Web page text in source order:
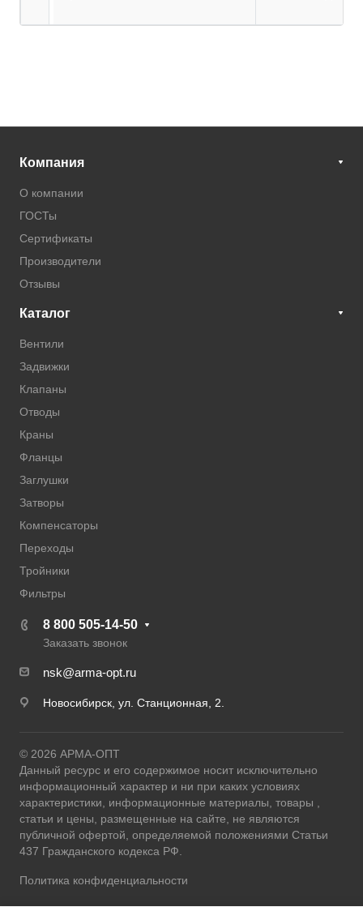
Компания
О компании
ГОСТы
Сертификаты
Производители
Отзывы
Каталог
Вентили
Задвижки
Клапаны
Отводы
Краны
Фланцы
Заглушки
Затворы
Компенсаторы
Переходы
Тройники
Фильтры
8 800 505-14-50
Заказать звонок
nsk@arma-opt.ru
Новосибирск, ул. Станционная, 2.
© 2026 АРМА-ОПТ
Данный ресурс и его содержимое носит исключительно
информационный характер и ни при каких условиях
характеристики, информационные материалы, товары ,
статьи и цены, размещенные на сайте, не являются
публичной офертой, определяемой положениями Статьи
437 Гражданского кодекса РФ.
Политика конфиденциальности